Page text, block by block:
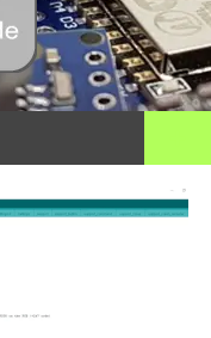
3D y
electrónica, el bricolaje,
y muchos otros temas